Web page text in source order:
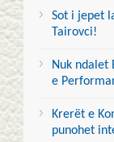
Sot i jepet
Tairovci!
Nuk ndalet
e
Krerët e
punohet